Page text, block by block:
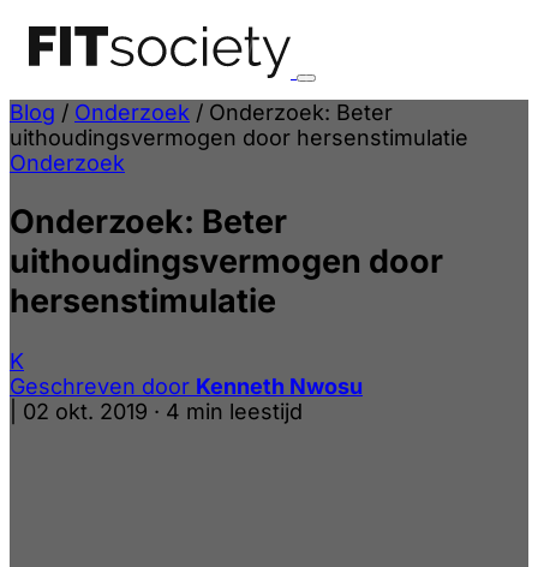
Blog / Onderzoek / Onderzoek: Beter
uithoudingsvermogen door hersenstimulatie
Onderzoek
Onderzoek: Beter
uithoudingsvermogen door
hersenstimulatie
K
Geschreven door Kenneth Nwosu
02 okt. 2019 · 4 min leestijd